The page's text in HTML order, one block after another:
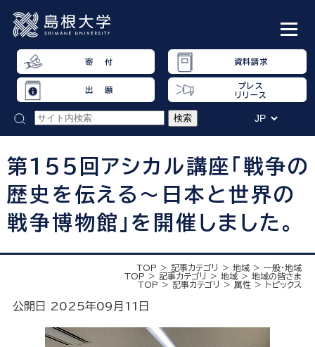
寄 付 資料請求
出 願
プレス
リリース
第155回アシカル講座「戦争の
歴史を伝える～日本と世界の
戦争博物館」を開催しました。
TOP 記事カテゴリ 地域
一般・地域
TOP
記事カテゴリ 地域
地域の皆さま
TOP
記事カテゴリ 属性 トピックス
公開日 2025年09月11日